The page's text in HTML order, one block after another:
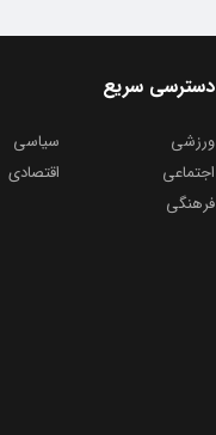
دسترسی سریع
ورزشی
سیاسی
اجتماعی
اقتصادی
فرهنگی